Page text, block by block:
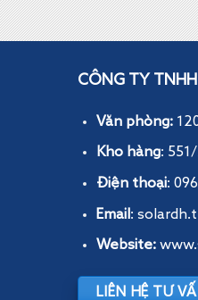
CÔNG TY
Văn phòng:
Kho hàng:
Điện thoại:
Email :
Website:
LIÊN HỆ TƯ